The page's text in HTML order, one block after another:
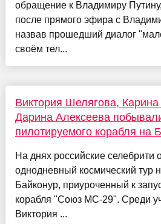
обращение к Владимиру
после прямого эфира с
назвав прошедший диалог
своём тел...
Виктория Шелягова,
Дарина Алексеева
пилотируемого корабля на
На днях российские селебрити
однодневный космический тур
Байконур, приуроченный к
корабля "Союз МС-29". Среди
Виктория ...